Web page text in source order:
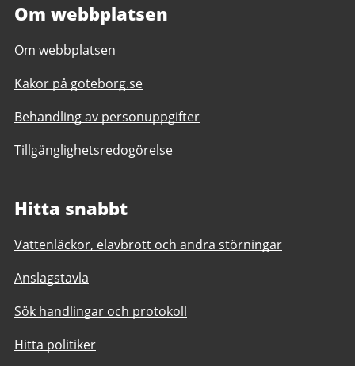
Om webbplatsen
Om webbplatsen
Kakor på goteborg.se
Behandling av personuppgifter
Tillgänglighetsredogörelse
Hitta snabbt
Vattenläckor, elavbrott och andra störningar
Anslagstavla
Sök handlingar och protokoll
Hitta politiker